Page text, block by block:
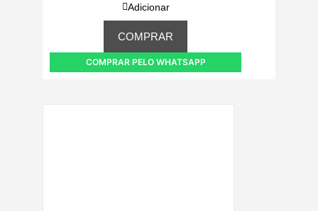
Adicionar
COMPRAR
COMPRAR PELO WHATSAPP